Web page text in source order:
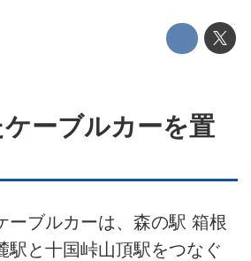
について
ーブルカーを置
ーブルカーは、森の駅 箱根
駅と十国峠山頂駅をつなぐ